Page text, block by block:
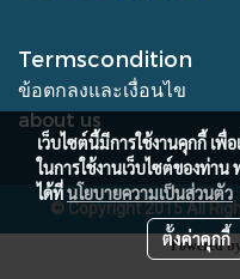
Termscondition
ข้อตกลงและเงื่อนไข
about us
© Copyright 2015 All
Powered
เว็บไซต์นี้มีการใช้งานคุกกี้ เ
ในการใช้งานเว็บไซต์ของท่า
ได้ที่นโยบายความเป็นส่วนตัว
ตั้งค่าคุกกี้